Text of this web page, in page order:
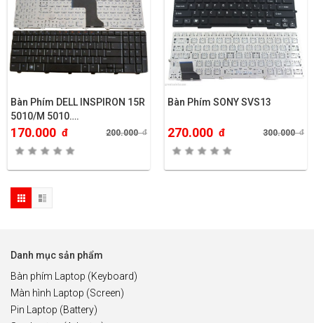
Bàn Phím DELL INSPIRON 15R
5010/M 5010….
170.000 đ 200.000đ
Bàn Phím SONY SVS13
270.000 đ 300.000đ
Danh mục sản phẩm
Bàn phím Laptop (Keyboard)
Màn hình Laptop (Screen)
Pin Laptop (Battery)